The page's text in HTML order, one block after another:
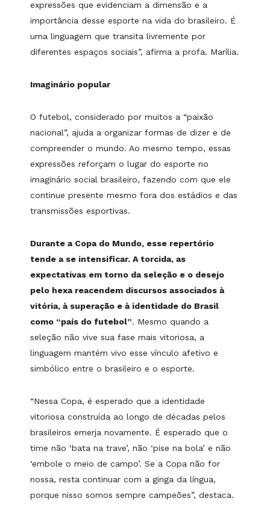
expressões que evidenciam a dimensão e a
importância desse esporte na vida do brasileiro. É
uma linguagem que transita livremente por
diferentes espaços sociais”, afirma a profa. Marília.
Imaginário popular
O futebol, considerado por muitos a “paixão
nacional”, ajuda a organizar formas de dizer e de
compreender o mundo. Ao mesmo tempo, essas
expressões reforçam o lugar do esporte no
imaginário social brasileiro, fazendo com que ele
continue presente mesmo fora dos estádios e das
transmissões esportivas.
Durante a Copa do Mundo, esse repertório
tende a se intensificar. A torcida, as
expectativas em torno da seleção e o desejo
pelo hexa reacendem discursos associados à
vitória, à superação e à identidade do Brasil
como “país do futebol”. Mesmo quando a
seleção não vive sua fase mais vitoriosa, a
linguagem mantém vivo esse vínculo afetivo e
simbólico entre o brasileiro e o esporte.
“Nessa Copa, é esperado que a identidade
vitoriosa construída ao longo de décadas pelos
brasileiros emerja novamente. É esperado que o
time não ‘bata na trave’, não ‘pise na bola’ e não
‘embole o meio de campo’. Se a Copa não for
nossa, resta continuar com a ginga da língua,
porque nisso somos sempre campeões”, destaca.